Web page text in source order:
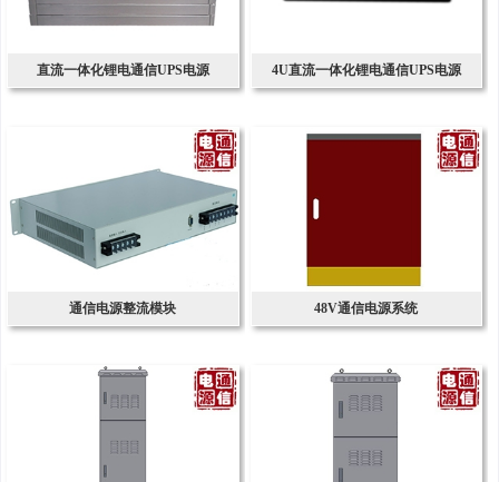
直流一体化锂电通信UPS电源 4U直流一体化锂电通信UPS电源
通信电源整流模块 48V通信电源系统